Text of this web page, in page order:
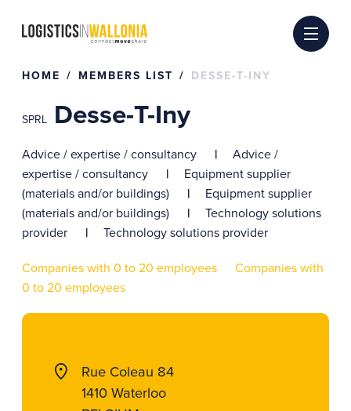
HOME MEMBERS LIST DESSE-T-INY
SPRL Desse-T-Iny
Advice / expertise / consultancy
Advice /
expertise / consultancy
Equipment supplier
(materials and/or buildings)
Equipment supplier
(materials and/or buildings)
Technology solutions
provider
Technology solutions provider
Companies with 0 to 20 employees
Companies with
0 to 20 employees
Rue Coleau 84
1410 Waterloo